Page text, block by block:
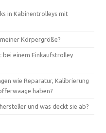
in Kabinentrolleys mit
Körpergröße?
bei einem Einkaufstrolley
wie Reparatur, Kalibrierung
haben?
und was deckt sie ab?